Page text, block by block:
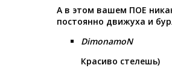
А в этом вашем ПОЕ
постоянно движуха и
DimonamoN
Красиво стелешь)